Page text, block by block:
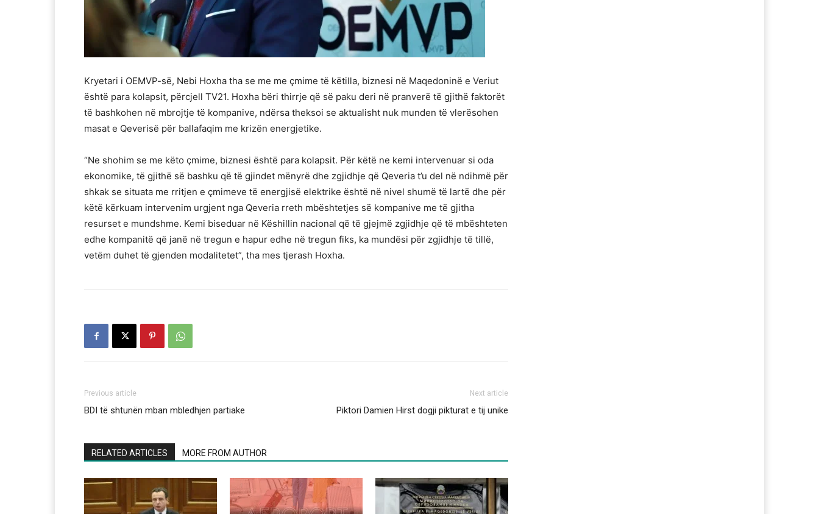
Kryetari i OEMVP-së, Nebi Hoxha tha se me me çmime të këtilla, biznesi në Maqedoninë e Veriut
është para kolapsit, përcjell TV21. Hoxha bëri thirrje që së paku deri në pranverë të gjithë faktorët
të bashkohen në mbrojtje të kompanive, ndërsa theksoi se aktualisht nuk munden të vlerësohen
masat e Qeverisë për ballafaqim me krizën energjetike.
“Ne shohim se me këto çmime, biznesi është para kolapsit. Për këtë ne kemi intervenuar si oda
ekonomike, të gjithë së bashku që të gjindet mënyrë dhe zgjidhje që Qeveria t’u del në ndihmë për
shkak se situata me rritjen e çmimeve të energjisë elektrike është në nivel shumë të lartë dhe për
këtë kërkuam intervenim urgjent nga Qeveria rreth mbështetjes së kompanive me të gjitha
resurset e mundshme. Kemi biseduar në Këshillin nacional që të gjejmë zgjidhje që të mbështeten
edhe kompanitë që janë në tregun e hapur edhe në tregun fiks, ka mundësi për zgjidhje të tillë,
vetëm duhet të gjenden modalitetet”, tha mes tjerash Hoxha.
Previous article
BDI të shtunën mban mbledhjen partiake
Next article
Piktori Damien Hirst dogji pikturat e tij unike
RELATED ARTICLES MORE FROM AUTHOR